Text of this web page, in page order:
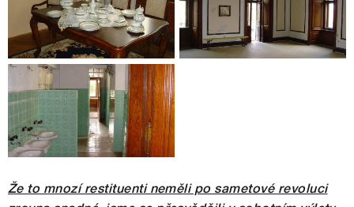
Že to mnozí restituenti neměli po sametové revoluci